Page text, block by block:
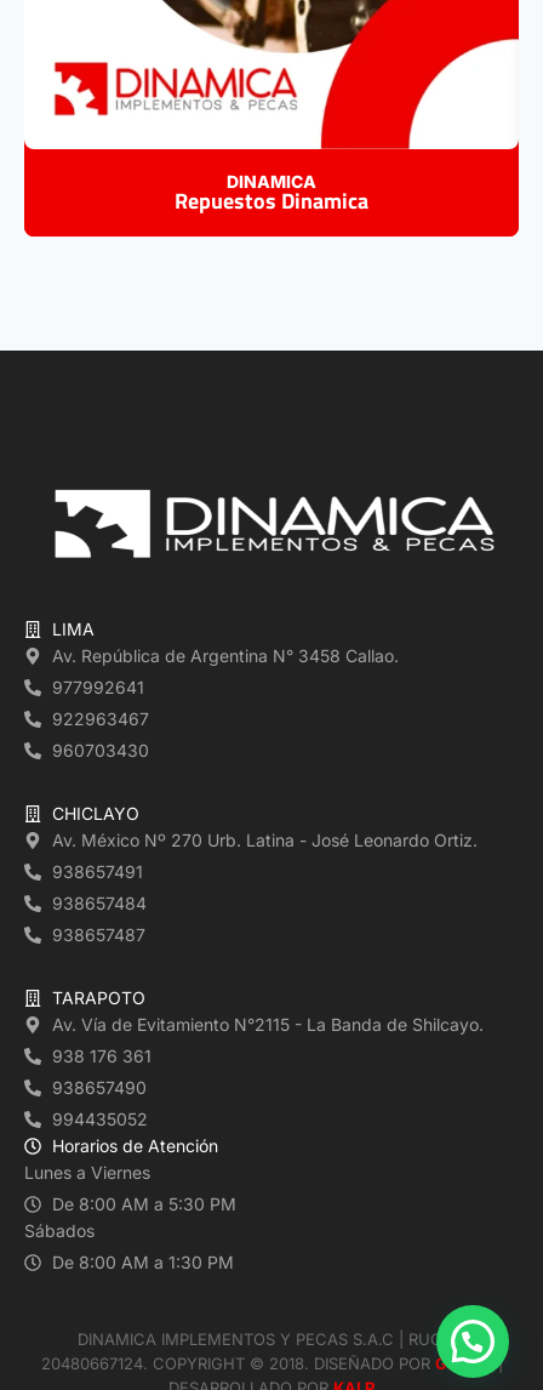
DINAMICA
Repuestos Dinamica
LIMA
Av. República de Argentina N° 3458 Callao.
977992641
922963467
960703430
CHICLAYO
Av. México Nº 270 Urb. Latina - José Leonardo Ortiz.
938657491
938657484
938657487
TARAPOTO
Av. Vía de Evitamiento N°2115 - La Banda de Shilcayo.
938 176 361
938657490
994435052
Horarios de Atención
Lunes a Viernes
De 8:00 AM a 5:30 PM
Sábados
De 8:00 AM a 1:30 PM
DINAMICA IMPLEMENTOS Y PECAS S.A.C | RUC N°
20480667124. COPYRIGHT ©️ 2018. DISEÑADO POR GRUVA |